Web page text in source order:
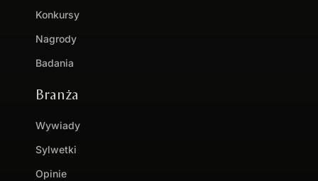
Konkursy
Nagrody
Badania
Branża
Wywiady
Sylwetki
Opinie